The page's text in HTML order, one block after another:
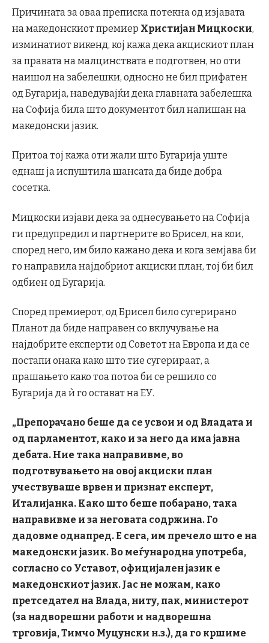
Причината за оваа преписка потекна од изјавата
на македонскиот премиер Христијан Мицкоски,
изминатиот викенд, кој кажа дека акцискиот план
за правата на малцинствата е подготвен, но оти
наишол на забелешки, односно не бил прифатен
од Бугарија, наведувајќи дека главната забелешка
на Софија била што документот бил напишан на
македонски јазик.
Притоа тој кажа оти жали што Бугарија уште
еднаш ја испуштила шансата да биде добра
сосетка.
Мицкоски изјави дека за однесувањето на Софија
ги предупредил и партнерите во Брисел, на кои,
според него, им било кажано дека и кога земјава би
го направила најдобриот акциски план, тој би бил
одбиен од Бугарија.
Според премиерот, од Брисел било сугерирано
Планот да биде направен со вклучување на
најдобрите експерти од Советот на Европа и да се
постапи онака како што тие сугерираат, а
прашањето како тоа потоа би се решило со
Бугарија да ѝ го остават на ЕУ.
„Препорачано беше да се усвои и од Владата и
од парламентот, како и за него да има јавна
дебата. Ние така направивме, во
подготвувањето на овој акциски план
учествуваше врвен и признат експерт,
Италијанка. Како што беше побарано, така
направивме и за неговата содржина. Го
дадовме однапред. Е сега, им пречело што е на
македонски јазик. Во меѓународна употреба,
согласно со Уставот, официјален јазик е
македонскиот јазик. Јас не можам, како
претседател на Влада, ниту, пак, министерот
(за надворешни работи и надворешна
трговија, Тимчо Муцунски н.з.), да го кршиме